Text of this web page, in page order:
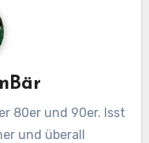
80er und 90er. Isst
und überall